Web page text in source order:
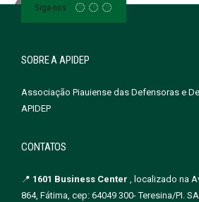
Siga-nos
SOBRE A APIDEP
Associação Piauiense das Defensoras e
APIDEP
CONTATOS
📍 1601 Business Center , localizado na
864, Fátima, cep: 64049 300- Teresina/PI.